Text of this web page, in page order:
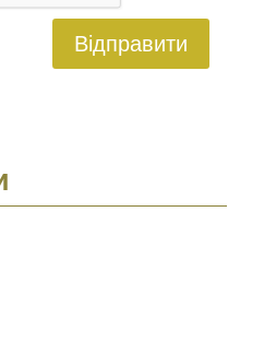
Відправити